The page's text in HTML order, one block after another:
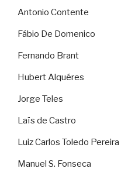
Antonio Contente
Fábio De Domenico
Fernando Brant
Hubert Alquéres
Jorge Teles
Laïs de Castro
Luiz Carlos Toledo Pereira
Manuel S. Fonseca